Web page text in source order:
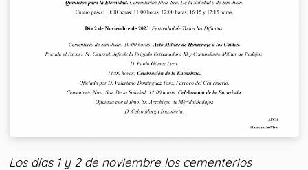
Los días 1 y 2 de noviembre los cementerios